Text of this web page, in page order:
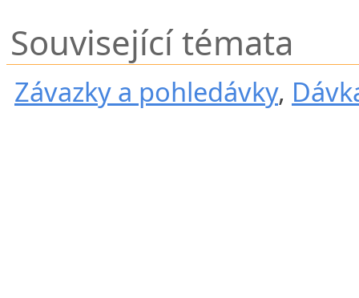
Související témata
Závazky a pohledávky,